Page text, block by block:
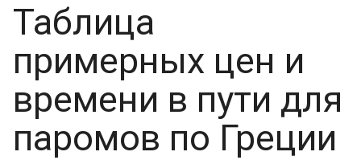
Таблица
примерных цен и
времени в пути для
паромов по Греции